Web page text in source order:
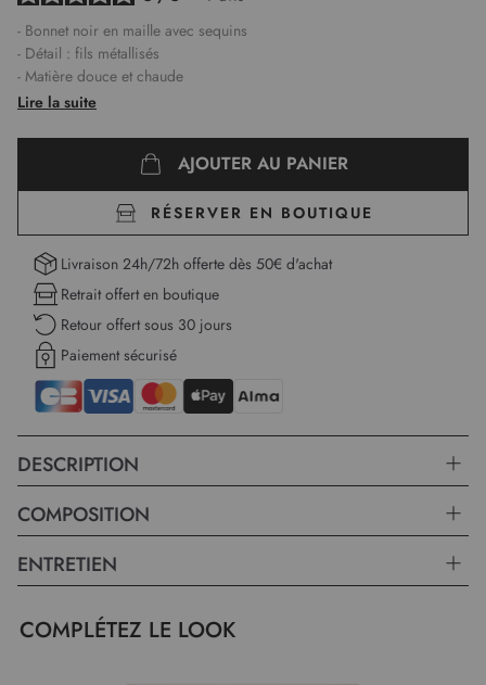
- Bonnet noir en maille avec sequins
- Détail : fils métallisés
- Matière douce et chaude
- Taille unique
Lire la suite
AJOUTER AU PANIER
RÉSERVER EN BOUTIQUE
Livraison 24h/72h offerte dès 50€ d'achat
Retrait offert en boutique
Retour offert sous 30 jours
Paiement sécurisé
DESCRIPTION
COMPOSITION
ENTRETIEN
COMPLÉTEZ LE LOOK